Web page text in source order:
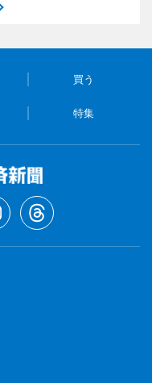
買う
特集